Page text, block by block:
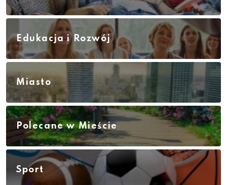
Edukacja i Rozwój
Miasto
Polecane w Mieście
Sport